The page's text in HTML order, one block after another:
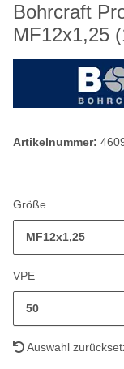
Bohrcraft
MF12x1,25
Artikelnummer:
Größe
MF12x1,25
VPE
50
Auswahl